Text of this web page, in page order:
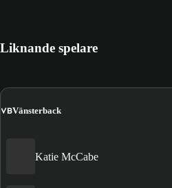
Liknande spelare
VBVänsterback
Katie McCabe